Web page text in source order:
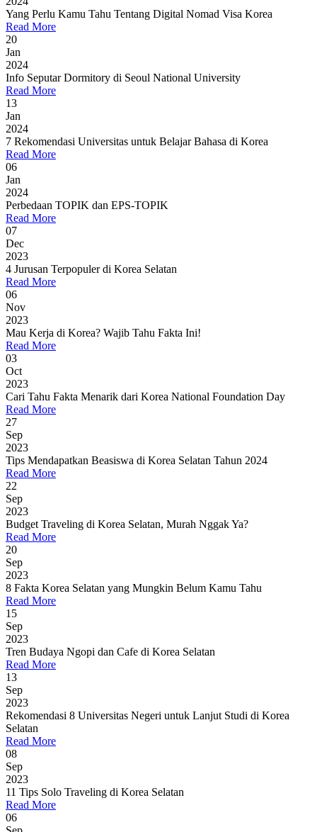
Yang Perlu Kamu Tahu Tentang Digital Nomad Visa Korea
Read More
20
Jan
2024
Info Seputar Dormitory di Seoul National University
Read More
13
Jan
2024
7 Rekomendasi Universitas untuk Belajar Bahasa di Korea
Read More
06
Jan
2024
Perbedaan TOPIK dan EPS-TOPIK
Read More
07
Dec
2023
4 Jurusan Terpopuler di Korea Selatan
Read More
06
Nov
2023
Mau Kerja di Korea? Wajib Tahu Fakta Ini!
Read More
03
Oct
2023
Cari Tahu Fakta Menarik dari Korea National Foundation Day
Read More
27
Sep
2023
Tips Mendapatkan Beasiswa di Korea Selatan Tahun 2024
Read More
22
Sep
2023
Budget Traveling di Korea Selatan, Murah Nggak Ya?
Read More
20
Sep
2023
8 Fakta Korea Selatan yang Mungkin Belum Kamu Tahu
Read More
15
Sep
2023
Tren Budaya Ngopi dan Cafe di Korea Selatan
Read More
13
Sep
2023
Rekomendasi 8 Universitas Negeri untuk Lanjut Studi di Korea
Selatan
Read More
08
Sep
2023
11 Tips Solo Traveling di Korea Selatan
Read More
06